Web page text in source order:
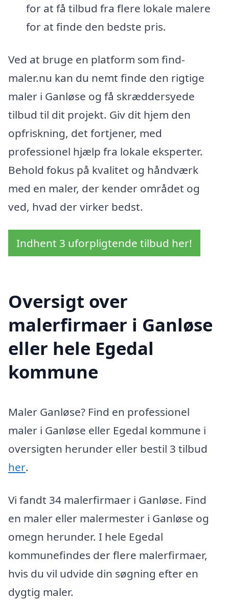
for at få tilbud fra flere lokale malere
for at finde den bedste pris.
Ved at bruge en platform som find-
maler.nu kan du nemt finde den rigtige
maler i Ganløse og få skræddersyede
tilbud til dit projekt. Giv dit hjem den
opfriskning, det fortjener, med
professionel hjælp fra lokale eksperter.
Behold fokus på kvalitet og håndværk
med en maler, der kender området og
ved, hvad der virker bedst.
Indhent 3 uforpligtende tilbud her!
Oversigt over
malerfirmaer i Ganløse
eller hele Egedal
kommune
Maler Ganløse? Find en professionel
maler i Ganløse eller Egedal kommune i
oversigten herunder eller bestil 3 tilbud
her.
Vi fandt 34 malerfirmaer i Ganløse. Find
en maler eller malermester i Ganløse og
omegn herunder. I hele Egedal
kommunefindes der flere malerfirmaer,
hvis du vil udvide din søgning efter en
dygtig maler.